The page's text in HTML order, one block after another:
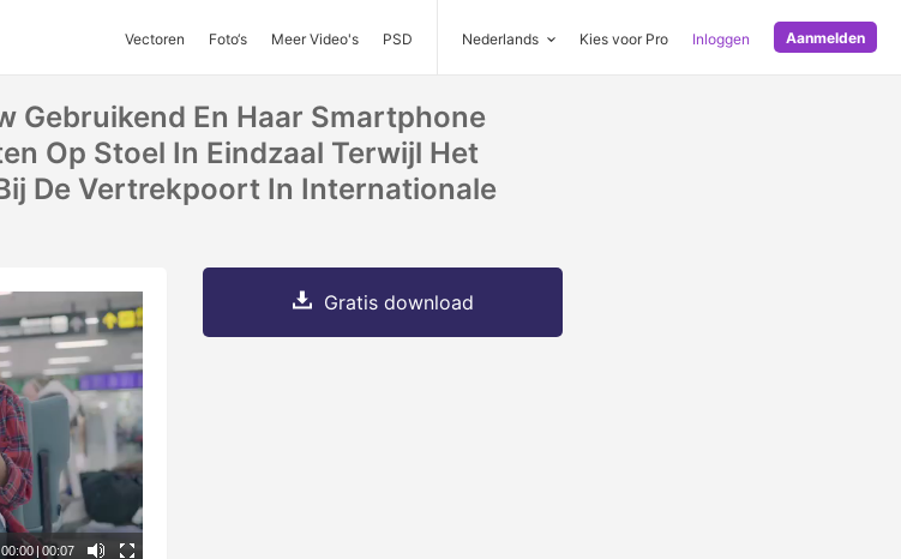
Vectoren Foto‘s Meer Video's PSD Nederlands Kies voor Pro Inloggen Aanmelden
Gebruikend En Haar Smartphone
Op Stoel In Eindzaal Terwijl Het
De Vertrekpoort In Internationale
00:00 | 00:07
Gratis download